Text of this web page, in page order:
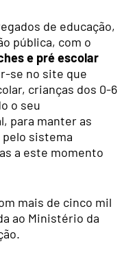
de educação,
pública, com o
e pré escolar
se no site que
crianças dos 0-6
o seu
para manter as
sistema
a este momento
mais de cinco mil
ao Ministério da